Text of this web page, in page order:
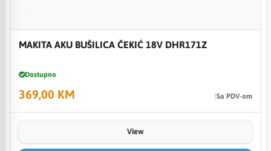
MAKITA AKU BUŠILICA ČEKIĆ 18V DHR171Z
Dostupno
369,00 KM Sa PDV-om
View